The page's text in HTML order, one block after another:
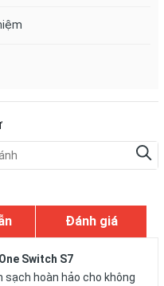
Đánh giá
Switch S7
hoàn hảo cho không